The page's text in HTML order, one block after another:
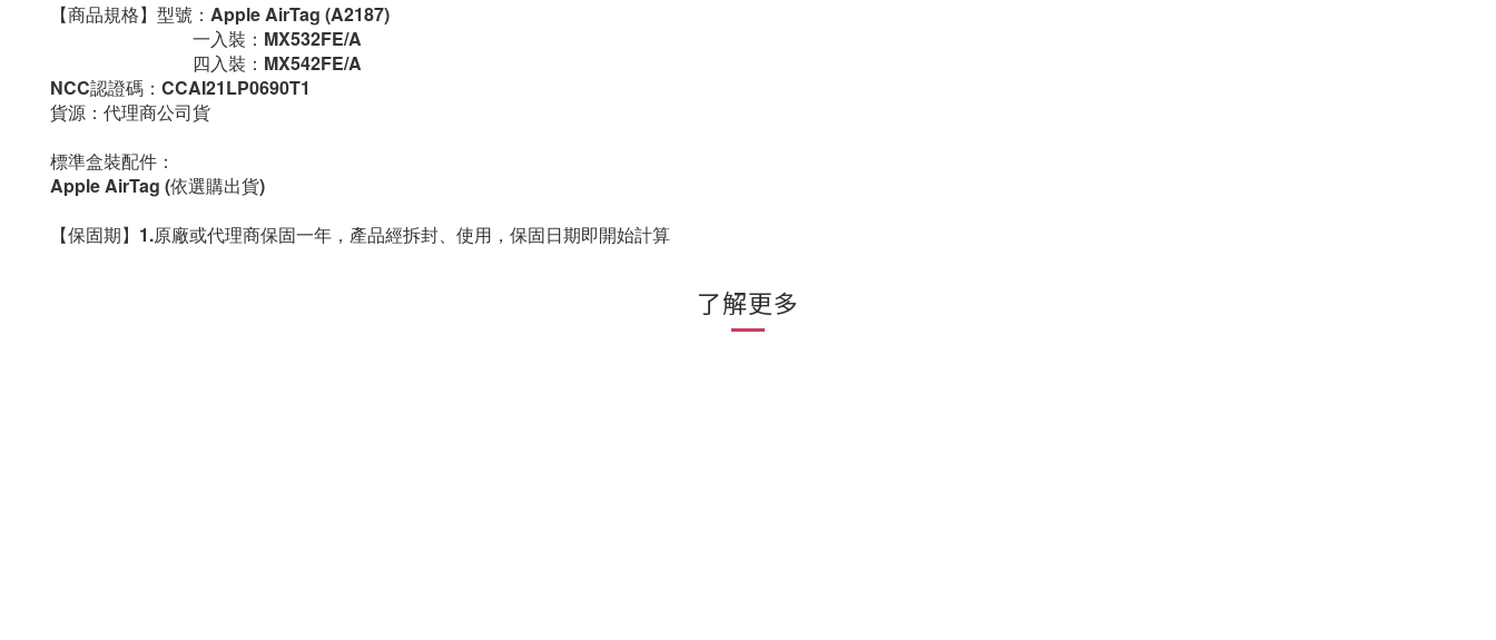
【商品規格】型號：Apple AirTag (A2187)
                                一入裝：MX532FE/A
                                四入裝：
MX542FE/A
NCC認證碼：CCAI21LP0690T1
貨源：代理商公司貨
標準盒裝配件：
Apple AirTag (依選購出貨)
【保固期】1.原廠或代理商保固一年，產品經拆封、使用，保固日期即開始計算
了解更多